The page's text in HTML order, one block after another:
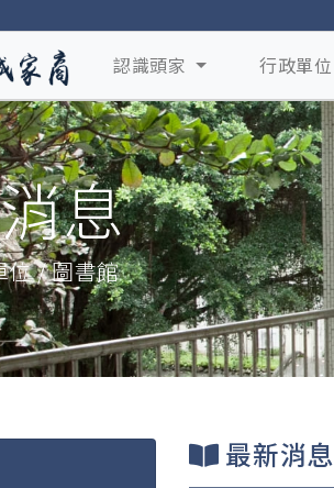
認識頭家 行政單位
息
位 / 圖書館
最新消息